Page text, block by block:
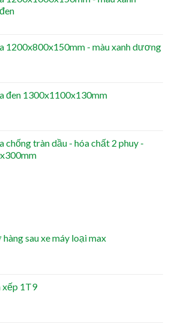
1200x800x150mm - màu xanh dương
đen 1300x1100x130mm
chống tràn dầu - hóa chất 2 phuy -
sau xe máy loại max
xếp 1T9